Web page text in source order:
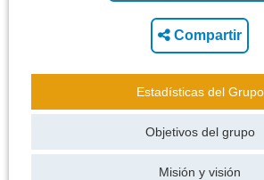
Compartir
Estadísticas del Grupo
Objetivos del grupo
Misión y visión